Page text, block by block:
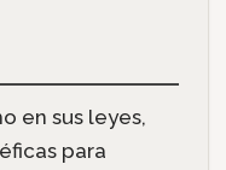
en sus leyes,
para